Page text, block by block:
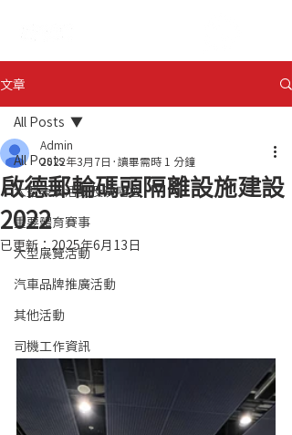
文章
All Posts
大型表演活動及演唱會
重要體育賽事
大型展覽活動
汽車品牌推廣活動
其他活動
司機工作資訊
All Posts
啟德郵輪碼頭隔離設施建設
2022
Admin
2022年3月7日 讀畢需時 1 分鐘
已更新：2025年6月13日